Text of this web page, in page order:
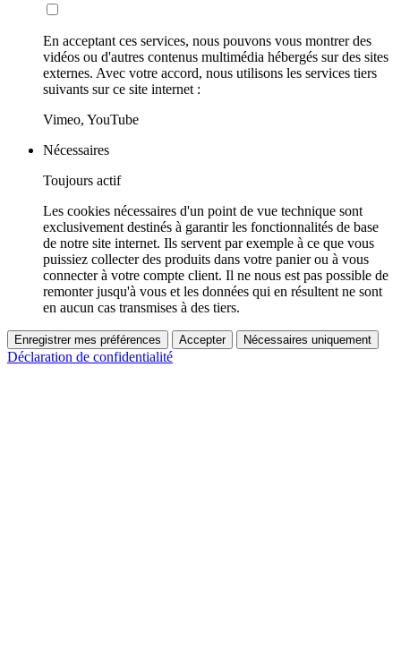
En acceptant ces services, nous pouvons vous montrer des
vidéos ou d'autres contenus multimédia hébergés sur des sites
externes. Avec votre accord, nous utilisons les services tiers
suivants sur ce site internet :
Vimeo, YouTube
Nécessaires
Toujours actif
Les cookies nécessaires d'un point de vue technique sont
exclusivement destinés à garantir les fonctionnalités de base
de notre site internet. Ils servent par exemple à ce que vous
puissiez collecter des produits dans votre panier ou à vous
connecter à votre compte client. Il ne nous est pas possible de
remonter jusqu'à vous et les données qui en résultent ne sont
en aucun cas transmises à des tiers.
Enregistrer mes préférences Accepter Nécessaires uniquement
Déclaration de confidentialité